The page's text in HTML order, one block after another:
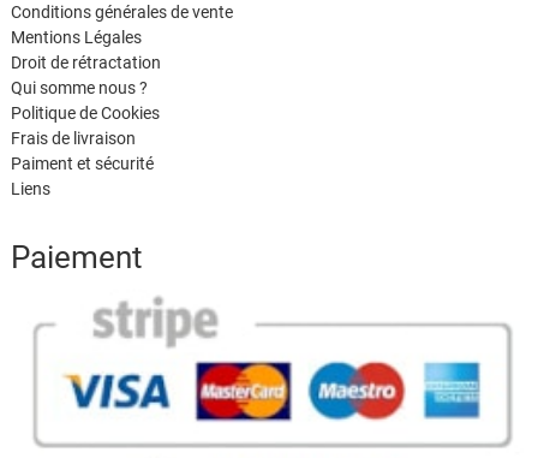
Conditions générales de vente
Mentions Légales
Droit de rétractation
Qui somme nous ?
Politique de Cookies
Frais de livraison
Paiment et sécurité
Liens
Paiement